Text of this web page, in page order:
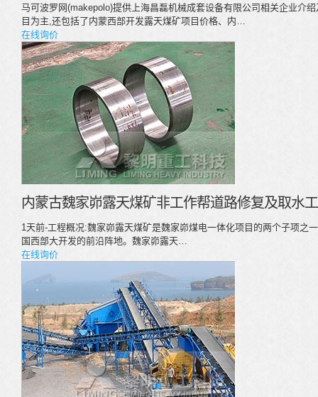
马可波罗网(makepolo)提供上海昌磊机械成套设备有限公司相关企业介
目为主,还包括了内蒙西部开发露天煤矿项目价格、内…
在线询价
内蒙古魏家峁露天煤矿非工作帮道路修复及取水
1天前-工程概况:魏家峁露天煤矿是魏家峁煤电一体化项目的两个子项之
国西部大开发的前沿阵地。魏家峁露天…
在线询价